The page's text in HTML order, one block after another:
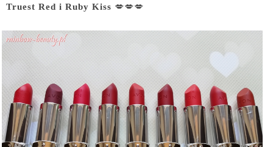
Truest Red i Ruby Kiss 💋💋💋